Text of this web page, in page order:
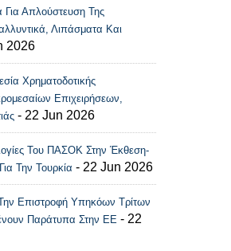
Recent Posts Widget
Για Απλούστευση Της
Λιπάσματα Και
2026
Χρηματοδοτικής
Επιχειρήσεων,
- 22 Jun 2026
Του ΠΑΣΟΚ Στην Έκθεση-
Την Τουρκία - 22 Jun 2026
Επιστροφή Υπηκόων Τρίτων
Παράτυπα Στην ΕΕ - 22